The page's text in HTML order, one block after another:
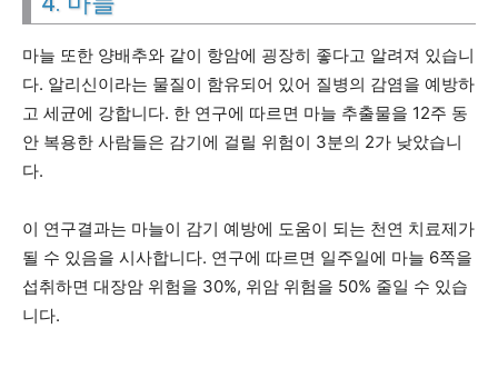
마늘 또한 양배추와 같이 항암에 굉장히 좋다고 알려져 있습니
다. 알리신이라는 물질이 함유되어 있어 질병의 감염을 예방하
고 세균에 강합니다. 한 연구에 따르면 마늘 추출물을 12주 동
안 복용한 사람들은 감기에 걸릴 위험이 3분의 2가 낮았습니
다.
이 연구결과는 마늘이 감기 예방에 도움이 되는 천연 치료제가
될 수 있음을 시사합니다. 연구에 따르면 일주일에 마늘 6쪽을
섭취하면 대장암 위험을 30%, 위암 위험을 50% 줄일 수 있습
니다.